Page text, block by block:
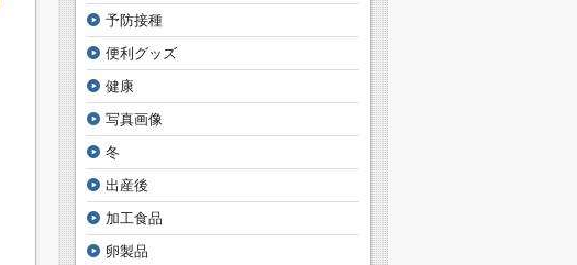
予防接種
便利グッズ
健康
写真画像
冬
出産後
加工食品
卵製品